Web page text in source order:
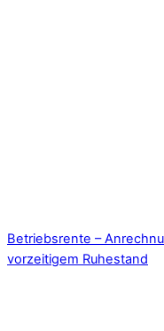
Betriebsrente –
vorzeitigem Ruhestand